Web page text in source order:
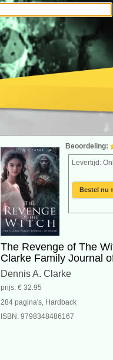
Beoordeling:
Levertijd:
Bestel nu
The Revenge of The
Clarke Family Journal
Dennis A. Clarke
prijs: € 32.95
284 pagina's, Hardback
ISBN: 9798348486167